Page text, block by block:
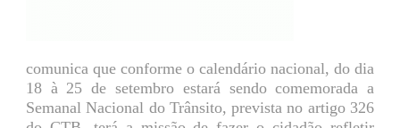
comunica que conforme o calendário nacional, do dia
18 à 25 de setembro estará sendo comemorada a
Semanal Nacional do Trânsito, prevista no artigo 326